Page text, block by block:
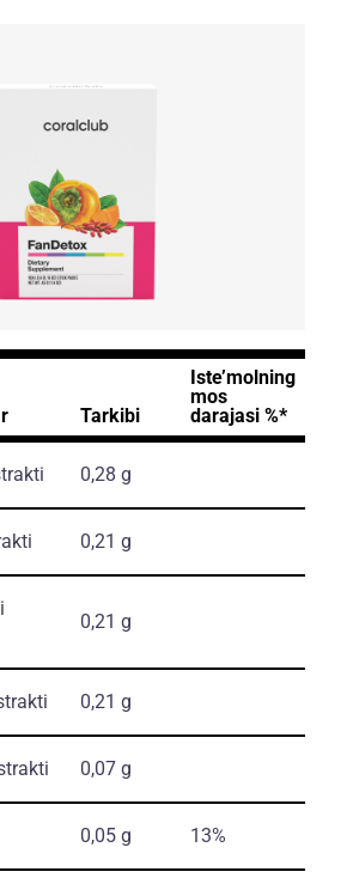
Tarkibi
Iste’molning
mos
darajasi %*
0,28 g
0,21 g
0,21 g
0,21 g
0,07 g
0,05 g 13%